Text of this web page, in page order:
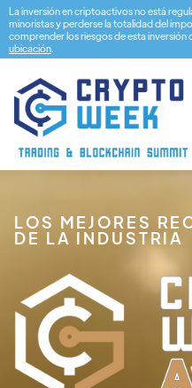
La inversión en criptoactivos no está
minoristas y perderse la totalidad del
comprender los riesgos de esta inversión
ubicación.
LOS MEJORES
DE LA INDUSTRIA